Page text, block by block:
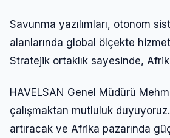
Savunma yazılımları, otonom
alanlarında global ölçekte
Stratejik ortaklık sayesinde,
HAVELSAN Genel Müdürü
çalışmaktan mutluluk
artıracak ve Afrika pazarında